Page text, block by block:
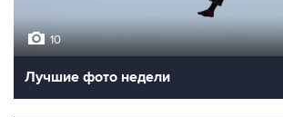
10
Лучшие фото недели